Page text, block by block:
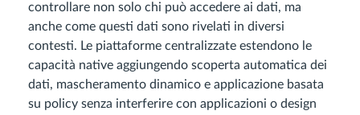
controllare non solo chi può accedere ai dati, ma
anche come questi dati sono rivelati in diversi
contesti. Le piattaforme centralizzate estendono le
capacità native aggiungendo scoperta automatica dei
dati, mascheramento dinamico e applicazione basata
su policy senza interferire con applicazioni o design